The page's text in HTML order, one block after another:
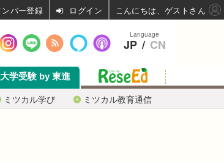
ミツカル学び ミツカル教育通信
大学受験 by 東進
Language
JP / CN
ログイン こんにちは、ゲストさん